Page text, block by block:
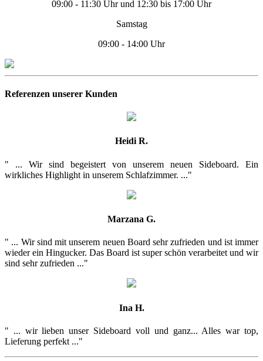
09:00 - 11:30 Uhr und 12:30 bis 17:00 Uhr
Samstag
09:00 - 14:00 Uhr
Referenzen unserer Kunden
Heidi R.
" ... Wir sind begeistert von unserem neuen Sideboard. Ein
wirkliches Highlight in unserem Schlafzimmer. ..."
Marzana G.
" ... Wir sind mit unserem neuen Board sehr zufrieden und ist immer
wieder ein Hingucker. Das Board ist super schön verarbeitet und wir
sind sehr zufrieden ..."
Ina H.
" ... wir lieben unser Sideboard voll und ganz... Alles war top,
Lieferung perfekt ..."